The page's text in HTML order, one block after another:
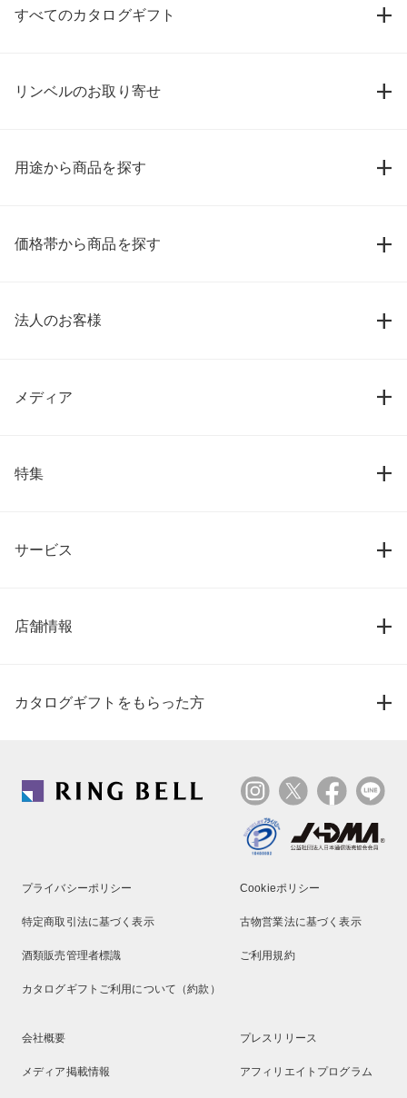
すべてのカタログギフト
リンベルのお取り寄せ
用途から商品を探す
価格帯から商品を探す
法人のお客様
メディア
特集
サービス
店舗情報
カタログギフトをもらった方
プライバシーポリシー Cookieポリシー
特定商取引法に基づく表示 古物営業法に基づく表示
酒類販売管理者標識 ご利用規約
カタログギフトご利用について（約款）
会社概要 プレスリリース
メディア掲載情報 アフィリエイトプログラム